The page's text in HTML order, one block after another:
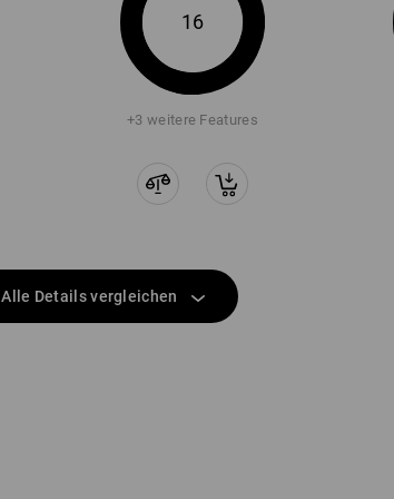
16
+3 weitere Features
Alle Details vergleichen